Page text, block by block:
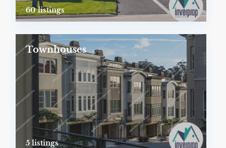
60 listings
Townhouses
5 listings